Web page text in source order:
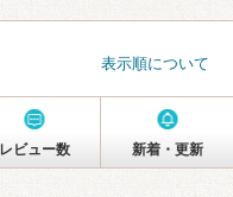
表示順について
レビュー数 新着・更新